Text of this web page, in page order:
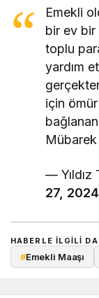
Emekli
bir ev bir
toplu
yardım
için ömür
Mübarek
— Yıldız
27, 2024
HABERLE ILGILI
#Emekli Maaşı